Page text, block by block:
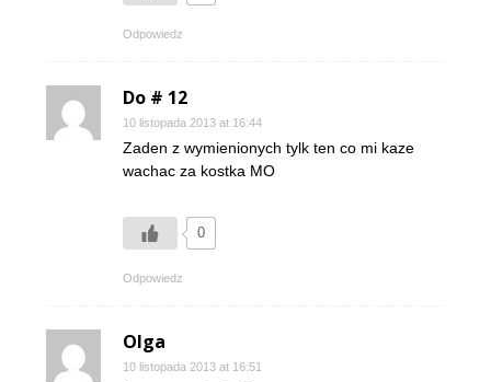
Odpowiedz
Do # 12
10 listopada 2013 at 16:44
Zaden z wymienionych tylk ten co mi kaze
wachac za kostka MO
0
Odpowiedz
Olga
10 listopada 2013 at 16:51